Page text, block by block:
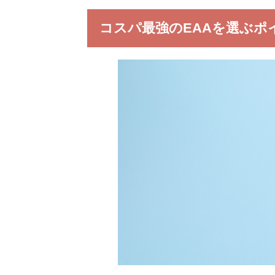
コスパ最強のEAAを選ぶポ